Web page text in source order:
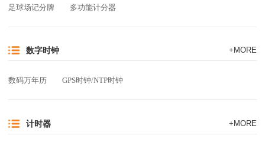
足球场记分牌 多功能计分器
数字时钟 +MORE
数码万年历 GPS时钟/NTP时钟
计时器 +MORE